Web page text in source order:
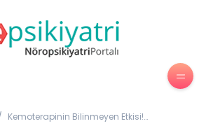
Kemoterapinin Bilinmeyen Etkisi!